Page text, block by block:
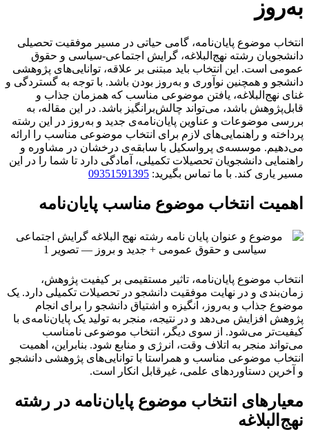
به‌روز
انتخاب موضوع پایان‌نامه، گامی حیاتی در مسیر موفقیت تحصیلی
دانشجویان رشته نهج‌البلاغه، گرایش اجتماعی-سیاسی و حقوق
عمومی است. این انتخاب باید مبتنی بر علاقه، توانایی‌های پژوهشی
دانشجو و همچنین نوآوری و به‌روز بودن باشد. با توجه به گستردگی و
غنای نهج‌البلاغه، یافتن موضوعی مناسب که همزمان جذاب و
قابل‌پژوهش باشد، می‌تواند چالش‌برانگیز باشد. در این مقاله، به
بررسی موضوعات و عناوین پایان‌نامه‌ی جدید و به‌روز در این رشته
پرداخته و راهنمایی‌های لازم برای انتخاب موضوعی مناسب را ارائه
می‌دهیم. موسسه‌ی پرواسکیل با سابقه‌ی درخشان در مشاوره و
راهنمایی دانشجویان تحصیلات تکمیلی، آمادگی دارد تا شما را در این
مسیر یاری کند. با ما تماس بگیرید: 09351591395
اهمیت انتخاب موضوع مناسب پایان‌نامه
انتخاب موضوع پایان‌نامه، تاثیر مستقیمی بر کیفیت پژوهش،
زمان‌بندی و در نهایت موفقیت دانشجو در تحصیلات تکمیلی دارد. یک
موضوع جذاب و به‌روز، انگیزه و اشتیاق دانشجو را برای انجام
پژوهش افزایش می‌دهد و در نتیجه، منجر به تولید یک پایان‌نامه‌ی با
کیفیت‌تر می‌شود. از سوی دیگر، انتخاب موضوعی نامناسب
می‌تواند منجر به اتلاف وقت، انرژی و منابع شود. بنابراین، اهمیت
انتخاب موضوعی مناسب و همراستا با توانایی‌های پژوهشی دانشجو
و آخرین دستاوردهای علمی، غیرقابل انکار است.
معیارهای انتخاب موضوع پایان‌نامه در رشته
نهج‌البلاغه